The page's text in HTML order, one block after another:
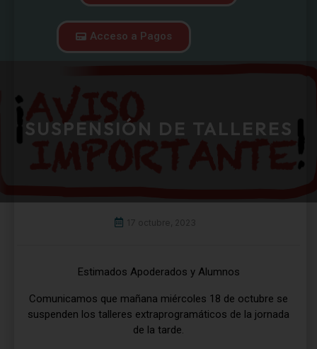
Acceso a Pagos
SUSPENSIÓN DE TALLERES
17 octubre, 2023
Estimados Apoderados y Alumnos
Comunicamos que mañana miércoles 18 de octubre se
suspenden los talleres extraprogramáticos de la jornada
de la tarde.